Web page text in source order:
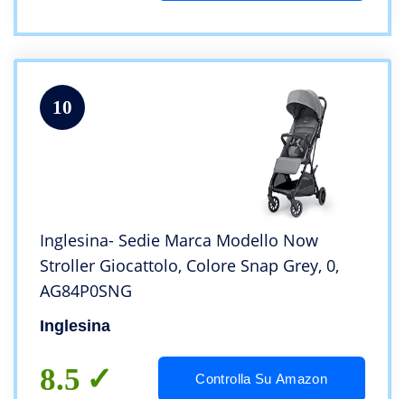
10
Inglesina- Sedie Marca Modello Now
Stroller Giocattolo, Colore Snap Grey, 0,
AG84P0SNG
Inglesina
8.5 Controlla Su Amazon